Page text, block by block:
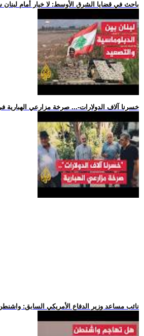
.. باحث في قضايا الشرق الأوسط: لا خيار أمام
.. -خسرنا آلاف الدولارات-... صرخة مزارعي الهبارية
.. نائب مساعد وزير الدفاع الأمريكي السابق: